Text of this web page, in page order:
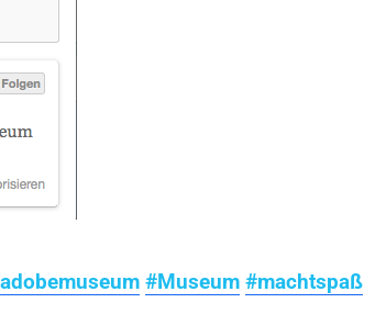
#Museum #machtspaß